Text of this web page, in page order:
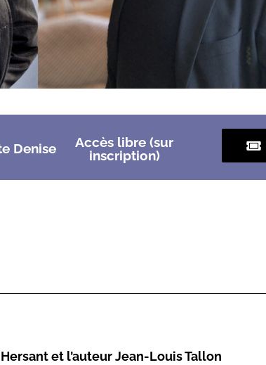
Denise
Accès libre (sur
inscription)
et l’auteur Jean-Louis Tallon